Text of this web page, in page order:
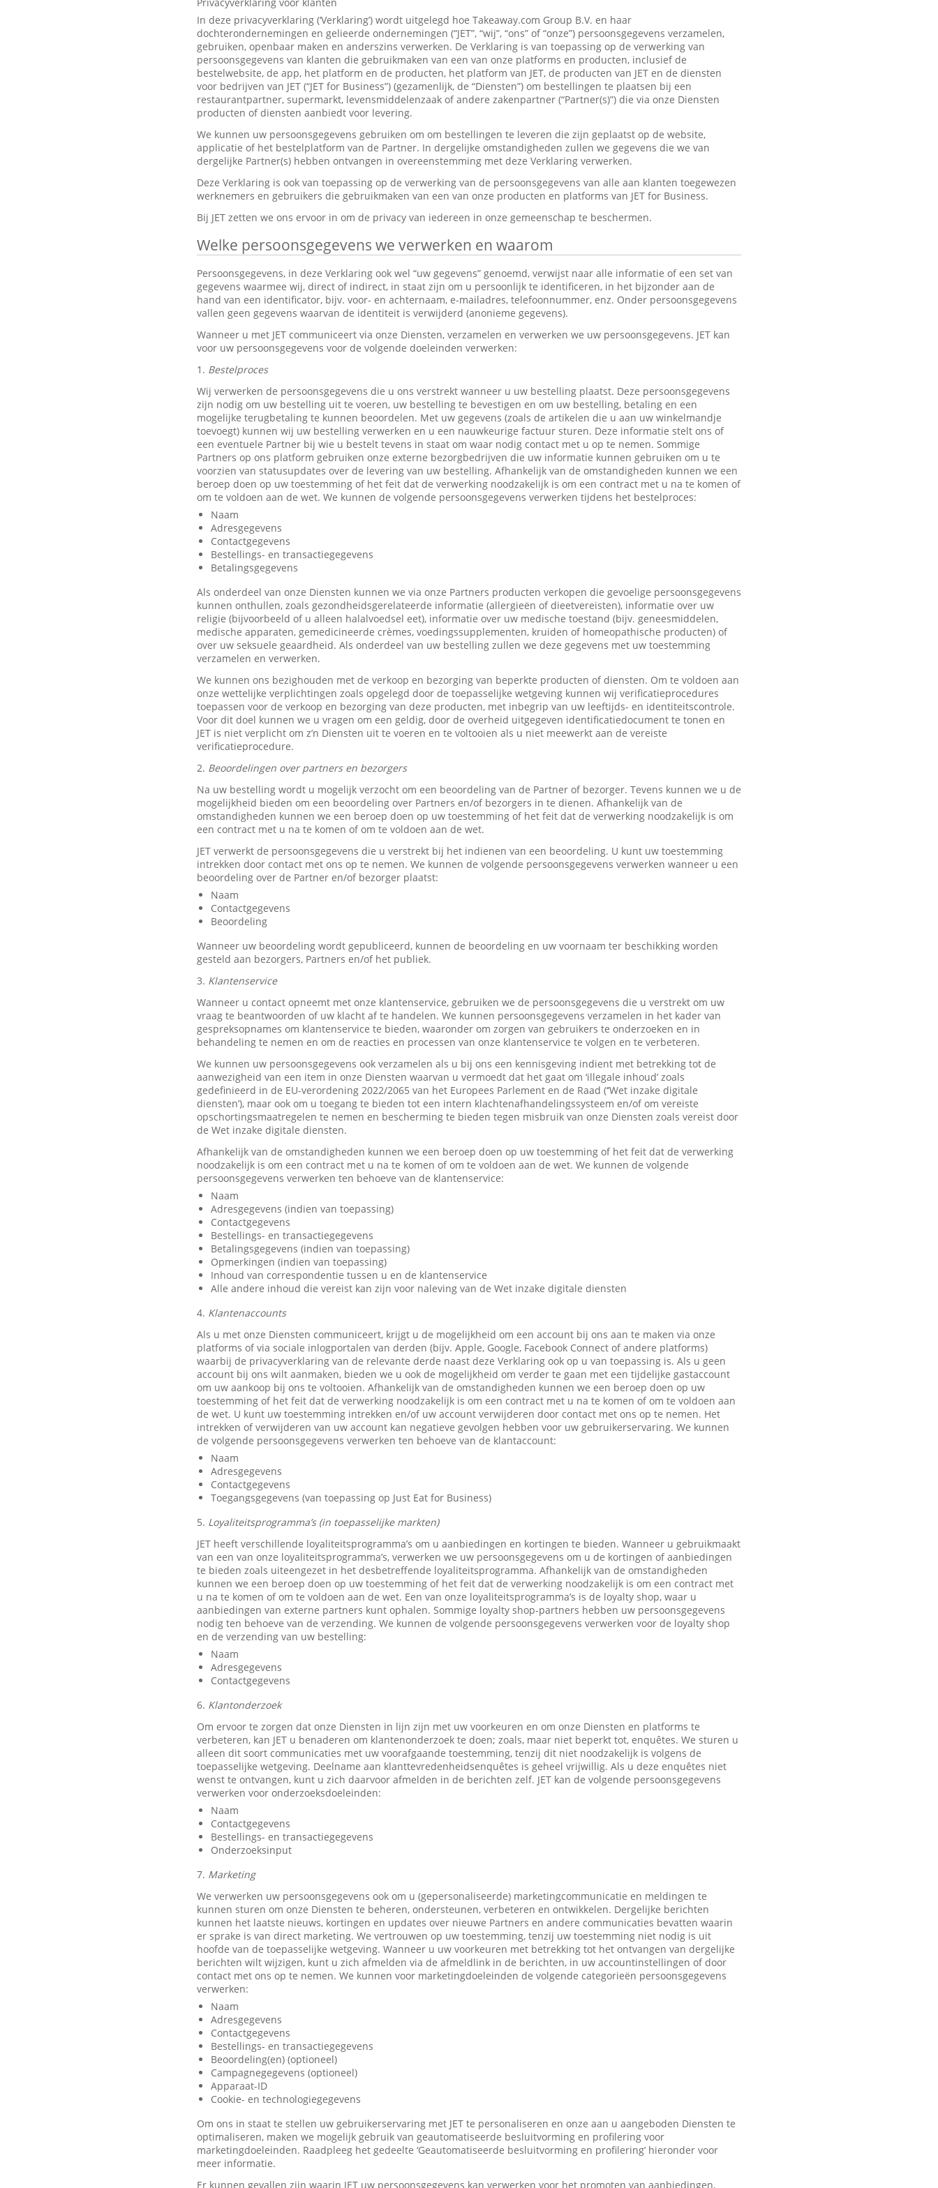
In deze privacyverklaring (‘Verklaring’) wordt uitgelegd hoe Takeaway.com Group B.V. en haar
dochterondernemingen en gelieerde ondernemingen (“JET”, “wij”, “ons” of “onze”) persoonsgegevens verzamelen,
gebruiken, openbaar maken en anderszins verwerken. De Verklaring is van toepassing op de verwerking van
persoonsgegevens van klanten die gebruikmaken van een van onze platforms en producten, inclusief de
bestelwebsite, de app, het platform en de producten, het platform van JET, de producten van JET en de diensten
voor bedrijven van JET (“JET for Business”) (gezamenlijk, de “Diensten”) om bestellingen te plaatsen bij een
restaurantpartner, supermarkt, levensmiddelenzaak of andere zakenpartner (“Partner(s)”) die via onze Diensten
producten of diensten aanbiedt voor levering.
We kunnen uw persoonsgegevens gebruiken om om bestellingen te leveren die zijn geplaatst op de website,
applicatie of het bestelplatform van de Partner. In dergelijke omstandigheden zullen we gegevens die we van
dergelijke Partner(s) hebben ontvangen in overeenstemming met deze Verklaring verwerken.
Deze Verklaring is ook van toepassing op de verwerking van de persoonsgegevens van alle aan klanten toegewezen
werknemers en gebruikers die gebruikmaken van een van onze producten en platforms van JET for Business.
Bij JET zetten we ons ervoor in om de privacy van iedereen in onze gemeenschap te beschermen.
Welke persoonsgegevens we verwerken en waarom
Persoonsgegevens, in deze Verklaring ook wel “uw gegevens” genoemd, verwijst naar alle informatie of een set van
gegevens waarmee wij, direct of indirect, in staat zijn om u persoonlijk te identificeren, in het bijzonder aan de
hand van een identificator, bijv. voor- en achternaam, e-mailadres, telefoonnummer, enz. Onder persoonsgegevens
vallen geen gegevens waarvan de identiteit is verwijderd (anonieme gegevens).
Wanneer u met JET communiceert via onze Diensten, verzamelen en verwerken we uw persoonsgegevens. JET kan
voor uw persoonsgegevens voor de volgende doeleinden verwerken:
1. Bestelproces
Wij verwerken de persoonsgegevens die u ons verstrekt wanneer u uw bestelling plaatst. Deze persoonsgegevens
zijn nodig om uw bestelling uit te voeren, uw bestelling te bevestigen en om uw bestelling, betaling en een
mogelijke terugbetaling te kunnen beoordelen. Met uw gegevens (zoals de artikelen die u aan uw winkelmandje
toevoegt) kunnen wij uw bestelling verwerken en u een nauwkeurige factuur sturen. Deze informatie stelt ons of
een eventuele Partner bij wie u bestelt tevens in staat om waar nodig contact met u op te nemen. Sommige
Partners op ons platform gebruiken onze externe bezorgbedrijven die uw informatie kunnen gebruiken om u te
voorzien van statusupdates over de levering van uw bestelling. Afhankelijk van de omstandigheden kunnen we een
beroep doen op uw toestemming of het feit dat de verwerking noodzakelijk is om een contract met u na te komen of
om te voldoen aan de wet. We kunnen de volgende persoonsgegevens verwerken tijdens het bestelproces:
Naam
Adresgegevens
Contactgegevens
Bestellings- en transactiegegevens
Betalingsgegevens
Als onderdeel van onze Diensten kunnen we via onze Partners producten verkopen die gevoelige persoonsgegevens
kunnen onthullen, zoals gezondheidsgerelateerde informatie (allergieën of dieetvereisten), informatie over uw
religie (bijvoorbeeld of u alleen halalvoedsel eet), informatie over uw medische toestand (bijv. geneesmiddelen,
medische apparaten, gemedicineerde crèmes, voedingssupplementen, kruiden of homeopathische producten) of
over uw seksuele geaardheid. Als onderdeel van uw bestelling zullen we deze gegevens met uw toestemming
verzamelen en verwerken.
We kunnen ons bezighouden met de verkoop en bezorging van beperkte producten of diensten. Om te voldoen aan
onze wettelijke verplichtingen zoals opgelegd door de toepasselijke wetgeving kunnen wij verificatieprocedures
toepassen voor de verkoop en bezorging van deze producten, met inbegrip van uw leeftijds- en identiteitscontrole.
Voor dit doel kunnen we u vragen om een geldig, door de overheid uitgegeven identificatiedocument te tonen en
JET is niet verplicht om z’n Diensten uit te voeren en te voltooien als u niet meewerkt aan de vereiste
verificatieprocedure.
2. Beoordelingen over partners en bezorgers
Na uw bestelling wordt u mogelijk verzocht om een beoordeling van de Partner of bezorger. Tevens kunnen we u de
mogelijkheid bieden om een beoordeling over Partners en/of bezorgers in te dienen. Afhankelijk van de
omstandigheden kunnen we een beroep doen op uw toestemming of het feit dat de verwerking noodzakelijk is om
een contract met u na te komen of om te voldoen aan de wet.
JET verwerkt de persoonsgegevens die u verstrekt bij het indienen van een beoordeling. U kunt uw toestemming
intrekken door contact met ons op te nemen. We kunnen de volgende persoonsgegevens verwerken wanneer u een
beoordeling over de Partner en/of bezorger plaatst:
Naam
Contactgegevens
Beoordeling
Wanneer uw beoordeling wordt gepubliceerd, kunnen de beoordeling en uw voornaam ter beschikking worden
gesteld aan bezorgers, Partners en/of het publiek.
3. Klantenservice
Wanneer u contact opneemt met onze klantenservice, gebruiken we de persoonsgegevens die u verstrekt om uw
vraag te beantwoorden of uw klacht af te handelen. We kunnen persoonsgegevens verzamelen in het kader van
gespreksopnames om klantenservice te bieden, waaronder om zorgen van gebruikers te onderzoeken en in
behandeling te nemen en om de reacties en processen van onze klantenservice te volgen en te verbeteren.
We kunnen uw persoonsgegevens ook verzamelen als u bij ons een kennisgeving indient met betrekking tot de
aanwezigheid van een item in onze Diensten waarvan u vermoedt dat het gaat om ‘illegale inhoud’ zoals
gedefinieerd in de EU-verordening 2022/2065 van het Europees Parlement en de Raad (‘’Wet inzake digitale
diensten’), maar ook om u toegang te bieden tot een intern klachtenafhandelingssysteem en/of om vereiste
opschortingsmaatregelen te nemen en bescherming te bieden tegen misbruik van onze Diensten zoals vereist door
de Wet inzake digitale diensten.
Afhankelijk van de omstandigheden kunnen we een beroep doen op uw toestemming of het feit dat de verwerking
noodzakelijk is om een contract met u na te komen of om te voldoen aan de wet. We kunnen de volgende
persoonsgegevens verwerken ten behoeve van de klantenservice:
Naam
Adresgegevens (indien van toepassing)
Contactgegevens
Bestellings- en transactiegegevens
Betalingsgegevens (indien van toepassing)
Opmerkingen (indien van toepassing)
Inhoud van correspondentie tussen u en de klantenservice
Alle andere inhoud die vereist kan zijn voor naleving van de Wet inzake digitale diensten
4. Klantenaccounts
Als u met onze Diensten communiceert, krijgt u de mogelijkheid om een account bij ons aan te maken via onze
platforms of via sociale inlogportalen van derden (bijv. Apple, Google, Facebook Connect of andere platforms)
waarbij de privacyverklaring van de relevante derde naast deze Verklaring ook op u van toepassing is. Als u geen
account bij ons wilt aanmaken, bieden we u ook de mogelijkheid om verder te gaan met een tijdelijke gastaccount
om uw aankoop bij ons te voltooien. Afhankelijk van de omstandigheden kunnen we een beroep doen op uw
toestemming of het feit dat de verwerking noodzakelijk is om een contract met u na te komen of om te voldoen aan
de wet. U kunt uw toestemming intrekken en/of uw account verwijderen door contact met ons op te nemen. Het
intrekken of verwijderen van uw account kan negatieve gevolgen hebben voor uw gebruikerservaring. We kunnen
de volgende persoonsgegevens verwerken ten behoeve van de klantaccount:
Naam
Adresgegevens
Contactgegevens
Toegangsgegevens (van toepassing op Just Eat for Business)
5. Loyaliteitsprogramma’s (in toepasselijke markten)
JET heeft verschillende loyaliteitsprogramma’s om u aanbiedingen en kortingen te bieden. Wanneer u gebruikmaakt
van een van onze loyaliteitsprogramma’s, verwerken we uw persoonsgegevens om u de kortingen of aanbiedingen
te bieden zoals uiteengezet in het desbetreffende loyaliteitsprogramma. Afhankelijk van de omstandigheden
kunnen we een beroep doen op uw toestemming of het feit dat de verwerking noodzakelijk is om een contract met
u na te komen of om te voldoen aan de wet. Een van onze loyaliteitsprogramma’s is de loyalty shop, waar u
aanbiedingen van externe partners kunt ophalen. Sommige loyalty shop-partners hebben uw persoonsgegevens
nodig ten behoeve van de verzending. We kunnen de volgende persoonsgegevens verwerken voor de loyalty shop
en de verzending van uw bestelling:
Naam
Adresgegevens
Contactgegevens
6. Klantonderzoek
Om ervoor te zorgen dat onze Diensten in lijn zijn met uw voorkeuren en om onze Diensten en platforms te
verbeteren, kan JET u benaderen om klantenonderzoek te doen; zoals, maar niet beperkt tot, enquêtes. We sturen u
alleen dit soort communicaties met uw voorafgaande toestemming, tenzij dit niet noodzakelijk is volgens de
toepasselijke wetgeving. Deelname aan klanttevredenheidsenquêtes is geheel vrijwillig. Als u deze enquêtes niet
wenst te ontvangen, kunt u zich daarvoor afmelden in de berichten zelf. JET kan de volgende persoonsgegevens
verwerken voor onderzoeksdoeleinden:
Naam
Contactgegevens
Bestellings- en transactiegegevens
Onderzoeksinput
7. Marketing
We verwerken uw persoonsgegevens ook om u (gepersonaliseerde) marketingcommunicatie en meldingen te
kunnen sturen om onze Diensten te beheren, ondersteunen, verbeteren en ontwikkelen. Dergelijke berichten
kunnen het laatste nieuws, kortingen en updates over nieuwe Partners en andere communicaties bevatten waarin
er sprake is van direct marketing. We vertrouwen op uw toestemming, tenzij uw toestemming niet nodig is uit
hoofde van de toepasselijke wetgeving. Wanneer u uw voorkeuren met betrekking tot het ontvangen van dergelijke
berichten wilt wijzigen, kunt u zich afmelden via de afmeldlink in de berichten, in uw accountinstellingen of door
contact met ons op te nemen. We kunnen voor marketingdoeleinden de volgende categorieën persoonsgegevens
verwerken:
Naam
Adresgegevens
Contactgegevens
Bestellings- en transactiegegevens
Beoordeling(en) (optioneel)
Campagnegegevens (optioneel)
Apparaat-ID
Cookie- en technologiegegevens
Om ons in staat te stellen uw gebruikerservaring met JET te personaliseren en onze aan u aangeboden Diensten te
optimaliseren, maken we mogelijk gebruik van geautomatiseerde besluitvorming en profilering voor
marketingdoeleinden. Raadpleeg het gedeelte ‘Geautomatiseerde besluitvorming en profilering’ hieronder voor
meer informatie.
Er kunnen gevallen zijn waarin JET uw persoonsgegevens kan verwerken voor het promoten van aanbiedingen,